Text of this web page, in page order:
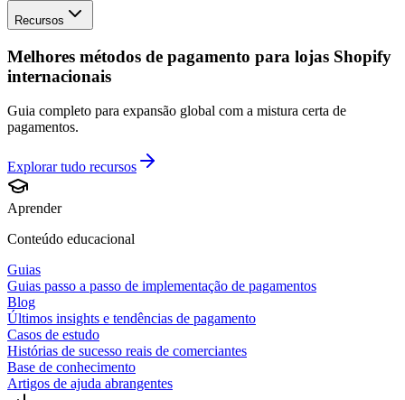
Recursos
Melhores métodos de pagamento para lojas Shopify
internacionais
Guia completo para expansão global com a mistura certa de
pagamentos.
Explorar tudo recursos
Aprender
Conteúdo educacional
Guias
Guias passo a passo de implementação de pagamentos
Blog
Últimos insights e tendências de pagamento
Casos de estudo
Histórias de sucesso reais de comerciantes
Base de conhecimento
Artigos de ajuda abrangentes